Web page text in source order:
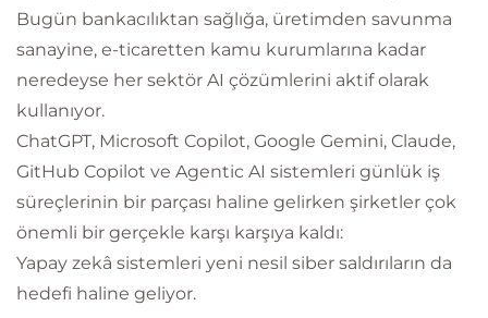
Bugün bankacılıktan sağlığa, üretimden savunma
sanayine, e-ticaretten kamu kurumlarına kadar
neredeyse her sektör AI çözümlerini aktif olarak
kullanıyor.
ChatGPT, Microsoft Copilot, Google Gemini, Claude,
GitHub Copilot ve Agentic AI sistemleri günlük iş
süreçlerinin bir parçası haline gelirken şirketler çok
önemli bir gerçekle karşı karşıya kaldı:
Yapay zekâ sistemleri yeni nesil siber saldırıların da
hedefi haline geliyor.